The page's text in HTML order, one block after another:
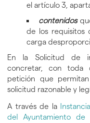
el artículo 3,
contenidos
de los requisitos
carga
En la Solicitud de
concretar, con toda
petición que
solicitud razonable y
A través de la
del Ayuntamiento de